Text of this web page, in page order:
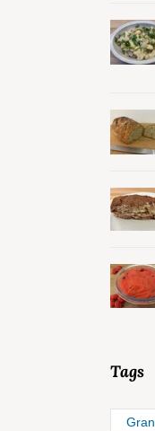
Tags